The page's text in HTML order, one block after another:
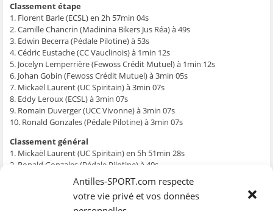
Antilles-SPORT.com respecte
votre vie privé et vos données
o
o
k
(
o
u
v
r
e
d
a
n
s
u
n
e
o
u
v
e
l
e
f
e
e
r
(
o
u
v
r
e
d
a
n
s
u
n
e
v
e
l
e
f
e
n
A
p
p
(
o
u
v
r
e
d
a
s
u
n
e
u
v
e
l
e
f
e
o
u
e
d
a
n
e
n
o
l
l
e
n
ê
t
(
o
l
l
Classement étape
1. Florent Barle (ECSL) en 2h 57min 04s
2. Camille Chancrin (Madinina Bikers Jus Réa) à 49s
3. Edwin Becerra (Pédale Pilotine) à 53s
4. Cédric Eustache (CC Vauclinois) à 1min 12s
5. Jocelyn Lemperrière (Fewoss Crédit Mutuel) à 1min 12s
6. Johan Gobin (Fewoss Crédit Mutuel) à 3min 05s
7. Mickaël Laurent (UC Spiritain) à 3min 07s
8. Eddy Leroux (ECSL) à 3min 07s
9. Romain Duverger (UCC Vivonne) à 3min 07s
10. Ronald Gonzales (Pédale Pilotine) à 3min 07s
Classement général
1. Mickaël Laurent (UC Spiritain) en 5h 51min 28s
2. Ronald Gonzales (Pédale Pilotine) à 40s
3. Johan Gobin (Fewoss Crédit Mutuel) à 43s
4. Camille Chancrin (Madinina Bikers Jus Réa) à 1min 27s
5. Thierry Ragot (USF) à 1min 32s